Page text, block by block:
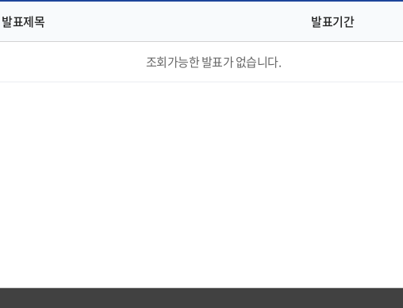
발표제목 발표기간
조회가능한 발표가 없습니다.